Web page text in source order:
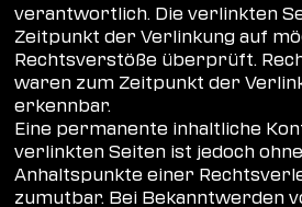
verantwortlich. Die verlinkten
Zeitpunkt der Verlinkung auf
Rechtsverstöße überprüft.
waren zum Zeitpunkt der
erkennbar.
Eine permanente inhaltliche
verlinkten Seiten ist jedoch
Anhaltspunkte einer
zumutbar. Bei Bekanntwerden